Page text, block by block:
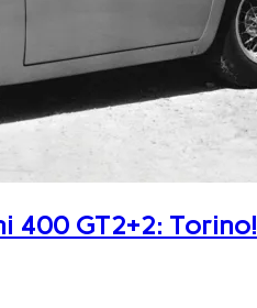
400 GT2+2: Torino!